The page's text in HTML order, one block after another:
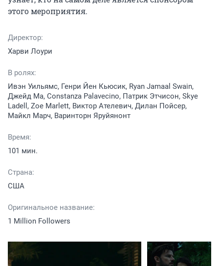
этого мероприятия.
Директор:
Харви Лоури
В ролях:
Ивэн Уильямс, Генри Йен Кьюсик, Ryan Jamaal Swain,
Джейд Ма, Constanza Palavecino, Патрик Этчисон, Skye
Ladell, Zoe Marlett, Виктор Ателевич, Дилан Пойсер,
Майкл Марч, Варинторн Яруйянонт
Время:
101 мин.
Страна:
США
Оригинальное название:
1 Million Followers